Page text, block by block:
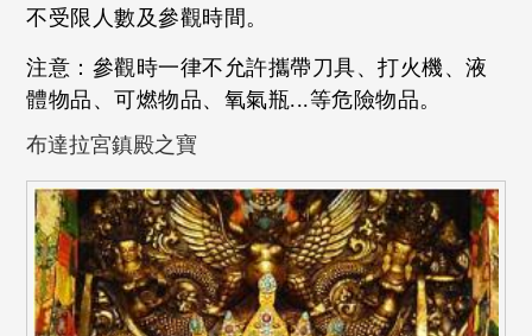
不受限人數及參觀時間。
注意：參觀時一律不允許攜帶刀具、打火機、液
體物品、可燃物品、氧氣瓶...等危險物品。
布達拉宮鎮殿之寶